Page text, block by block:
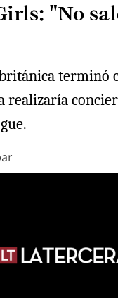
"No
terminó
realizaría